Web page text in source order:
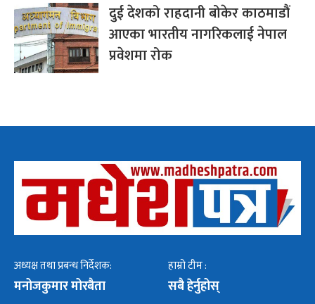
दुई देशको राहदानी बोकेर काठमाडौं
आएका भारतीय नागरिकलाई नेपाल
प्रवेशमा रोक
अध्यक्ष तथा प्रबन्ध निर्देशक:
मनोजकुमार मोरबैता
हाम्रो टीम :
सबै हेर्नुहोस्